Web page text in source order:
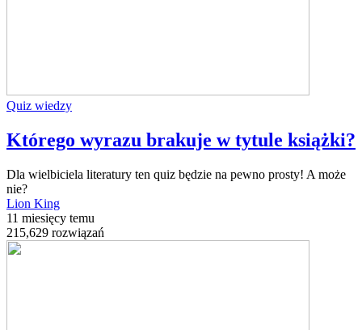
Quiz wiedzy
Którego wyrazu brakuje w tytule książki?
Dla wielbiciela literatury ten quiz będzie na pewno prosty! A może
nie?
Lion King
11 miesięcy temu
215,629 rozwiązań